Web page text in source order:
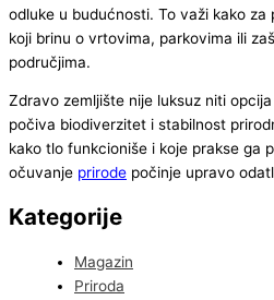
odluke u budućnosti. To važi kako
koji brinu o vrtovima, parkovima ili
područjima.
Zdravo zemljište nije luksuz niti
počiva biodiverzitet i stabilnost
kako tlo funkcioniše i koje prakse ga
očuvanje prirode počinje upravo
Kategorije
Magazin
Priroda